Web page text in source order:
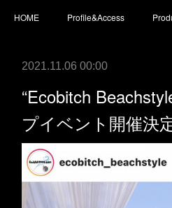
HOME Profile&Access
2021.11.06 00:00
“Ecobitch
プイベント開催決